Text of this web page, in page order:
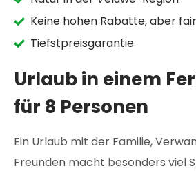
Keine hohen Rabatte, aber
Tiefstpreisgarantie
Urlaub in einem
für 8 Personen
Ein Urlaub mit der Familie,
Freunden macht besonders viel